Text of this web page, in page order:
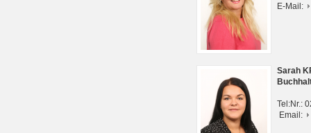
E-Mail:
Sarah
Tel:Nr.:
Email: